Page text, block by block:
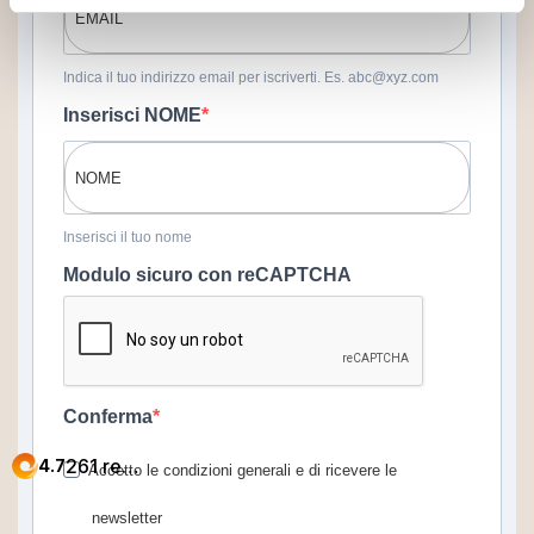
Indica il tuo indirizzo email per iscriverti. Es. abc@xyz.com
Inserisci NOME
Inserisci il tuo nome
Modulo sicuro con reCAPTCHA
Conferma
Accetto le condizioni generali e di ricevere le
newsletter